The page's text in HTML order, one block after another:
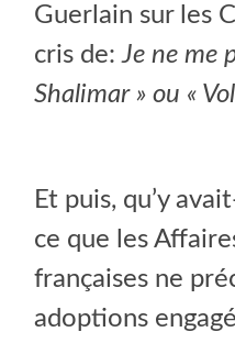
Guerlain sur les
cris de:Je ne me
Shalimar » ou «
Et puis, qu’y
ce que les
françaises ne
adoptions